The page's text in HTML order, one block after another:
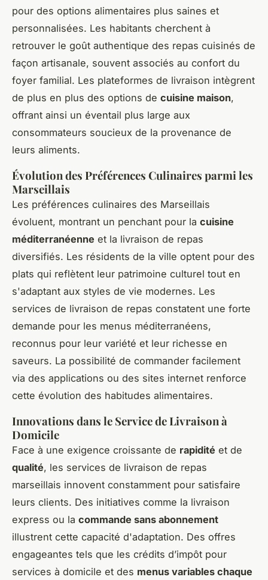
pour des options alimentaires plus saines et
personnalisées. Les habitants cherchent à
retrouver le goût authentique des repas cuisinés de
façon artisanale, souvent associés au confort du
foyer familial. Les plateformes de livraison intègrent
de plus en plus des options de cuisine maison,
offrant ainsi un éventail plus large aux
consommateurs soucieux de la provenance de
leurs aliments.
Évolution des Préférences Culinaires parmi les
Marseillais
Les préférences culinaires des Marseillais
évoluent, montrant un penchant pour la cuisine
méditerranéenne et la livraison de repas
diversifiés. Les résidents de la ville optent pour des
plats qui reflètent leur patrimoine culturel tout en
s'adaptant aux styles de vie modernes. Les
services de livraison de repas constatent une forte
demande pour les menus méditerranéens,
reconnus pour leur variété et leur richesse en
saveurs. La possibilité de commander facilement
via des applications ou des sites internet renforce
cette évolution des habitudes alimentaires.
Innovations dans le Service de Livraison à
Domicile
Face à une exigence croissante de rapidité et de
qualité, les services de livraison de repas
marseillais innovent constamment pour satisfaire
leurs clients. Des initiatives comme la livraison
express ou la commande sans abonnement
illustrent cette capacité d'adaptation. Des offres
engageantes tels que les crédits d’impôt pour
services à domicile et des menus variables chaque